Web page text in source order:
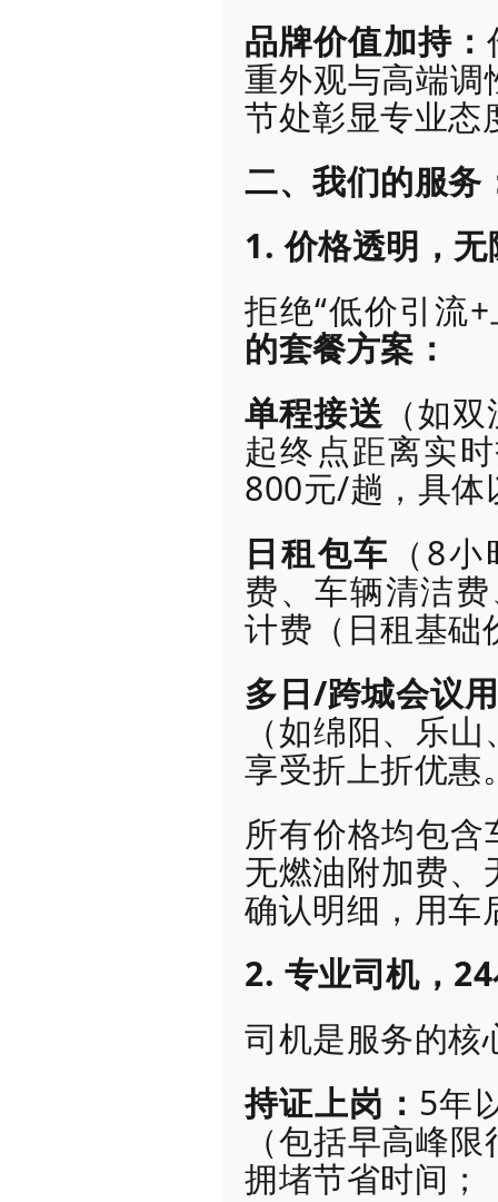
品牌价值加持：
重外观与高端
节处彰显专业态
二、我们的服务
1. 价格透明，
拒绝“低价引流
的套餐方案：
单程接送（如
起终点距离实
800元/趟，具体
日租包车 （8
费、车辆清洁
计费（日租基础
多日/跨城会议
（如绵阳、乐
享受折上折优惠
所有价格均包
无燃油附加费
确认明细，用车
2. 专业司机，
司机是服务的核
持证上岗： 5年
（包括早高峰
拥堵节省时间；